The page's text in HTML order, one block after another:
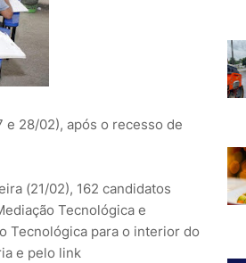
28/02), após o recesso de
(21/02), 162 candidatos
Tecnológica e
Tecnológica para o interior do
e pelo link